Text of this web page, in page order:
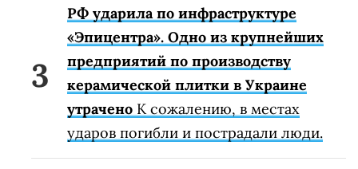
РФ ударила по инфраструктуре
«Эпицентра». Одно из крупнейших
предприятий по производству
керамической плитки в Украине
утрачено К сожалению, в местах
ударов погибли и пострадали люди.